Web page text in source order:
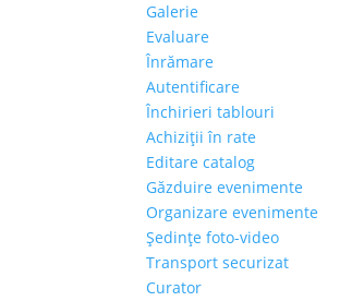
Galerie
Evaluare
Înrămare
Autentificare
Închirieri tablouri
Achiziţii în rate
Editare catalog
Găzduire evenimente
Organizare evenimente
Şedinţe foto-video
Transport securizat
Curator